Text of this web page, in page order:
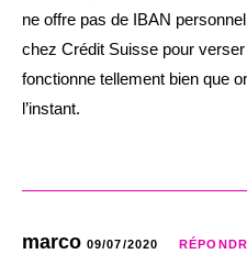
ne offre pas de IBAN
chez Crédit Suisse pour
fonctionne tellement bien que
l’instant.
marco 09/07/2020